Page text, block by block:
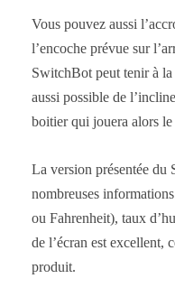
Vous pouvez aussi
l’encoche prévue sur
SwitchBot peut tenir à
aussi possible de
boitier qui jouera alors
La version présentée
nombreuses
ou Fahrenheit), taux
de l’écran est excellent,
produit.